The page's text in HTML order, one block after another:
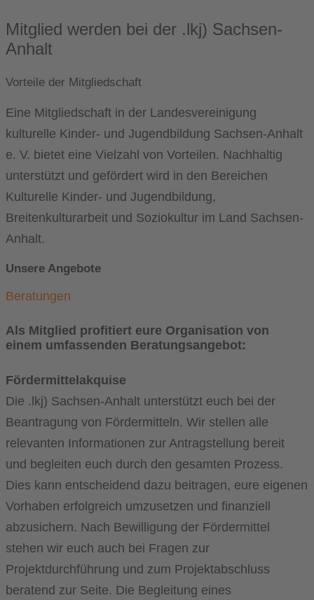
Mitglied werden bei der .lkj) Sachsen-
Anhalt
Vorteile der Mitgliedschaft
Eine Mitgliedschaft in der Landesvereinigung
kulturelle Kinder- und Jugendbildung Sachsen-Anhalt
e. V. bietet eine Vielzahl von Vorteilen. Nachhaltig
unterstützt und gefördert wird in den Bereichen
Kulturelle Kinder- und Jugendbildung,
Breitenkulturarbeit und Soziokultur im Land Sachsen-
Anhalt.
Unsere Angebote
Beratungen
Als Mitglied profitiert eure Organisation von
einem umfassenden Beratungsangebot:
Fördermittelakquise
Die .lkj) Sachsen-Anhalt unterstützt euch bei der
Beantragung von Fördermitteln. Wir stellen alle
relevanten Informationen zur Antragstellung bereit
und begleiten euch durch den gesamten Prozess.
Dies kann entscheidend dazu beitragen, eure eigenen
Vorhaben erfolgreich umzusetzen und finanziell
abzusichern. Nach Bewilligung der Fördermittel
stehen wir euch auch bei Fragen zur
Projektdurchführung und zum Projektabschluss
beratend zur Seite. Die Begleitung eines